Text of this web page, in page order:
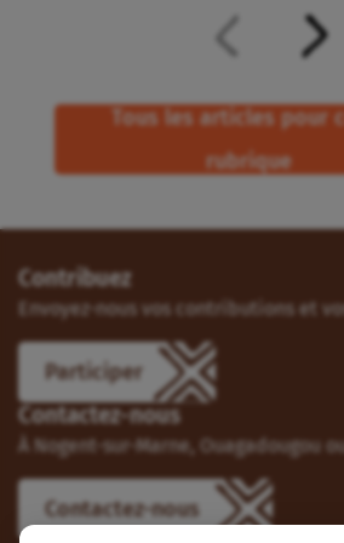
Tous les articles pour
rubrique
Contribuez
Envoyez-nous vos contributions et
Participer
Contactez-nous
À Nogent-sur-Marne, Ouagadougou
Contactez-nous